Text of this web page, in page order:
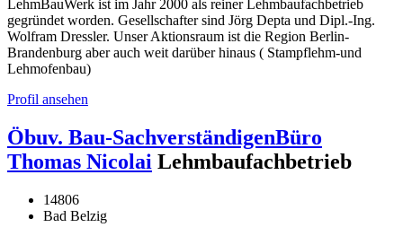
LehmBauWerk ist im Jahr 2000 als reiner Lehmbaufachbetrieb
gegründet worden. Gesellschafter sind Jörg Depta und Dipl.-Ing.
Wolfram Dressler. Unser Aktionsraum ist die Region Berlin-
Brandenburg aber auch weit darüber hinaus ( Stampflehm-und
Lehmofenbau)
Profil ansehen
Öbuv. Bau-SachverständigenBüro
Thomas Nicolai Lehmbaufachbetrieb
14806
Bad Belzig